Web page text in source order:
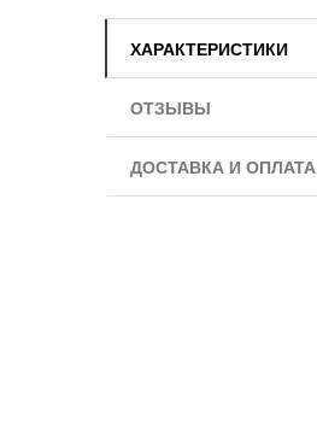
ХАРАКТЕРИСТИКИ
ОТЗЫВЫ
ДОСТАВКА И ОПЛАТА